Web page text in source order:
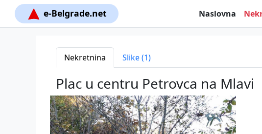
e-Belgrade.net Naslovna
Nekretnina Slike (1)
Plac u centru Petrovca na Mlavi